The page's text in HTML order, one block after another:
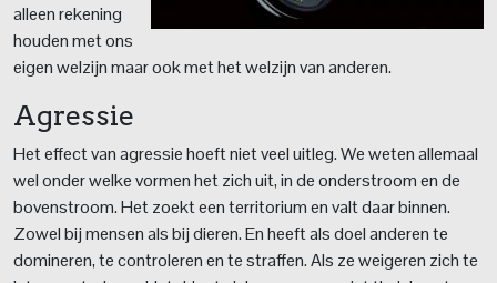
alleen rekening
houden met ons
eigen welzijn maar ook met het welzijn van anderen.
Agressie
Het effect van agressie hoeft niet veel uitleg. We weten allemaal
wel onder welke vormen het zich uit, in de onderstroom en de
bovenstroom. Het zoekt een territorium en valt daar binnen.
Zowel bij mensen als bij dieren. En heeft als doel anderen te
domineren, te controleren en te straffen. Als ze weigeren zich te